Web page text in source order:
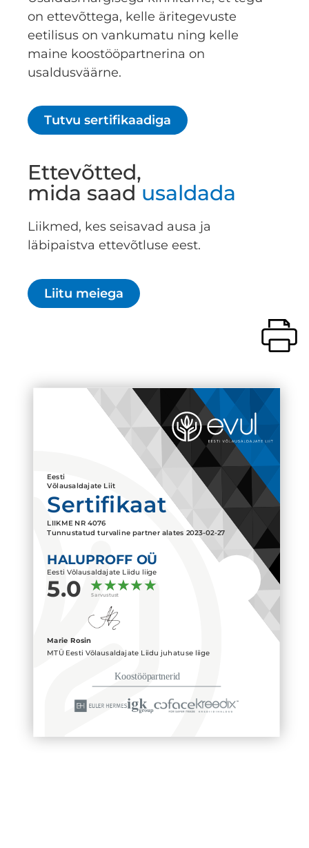
on ettevõttega, kelle äritegevuste
eetilisus on vankumatu ning kelle
maine koostööpartnerina on
usaldusväärne.
Tutvu sertifikaadiga
Ettevõtted,
mida saad usaldada
Liikmed, kes seisavad ausa ja
läbipaistva ettevõtluse eest.
Liitu meiega
Eesti
Võlausaldajate Liit
Sertifikaat
LIIKME NR 4076
Tunnustatud turvaline partner alates 2023-02-27
HALUPROFF OÜ
Eesti Võlausaldajate Liidu liige
5.0 5 arvustust
Marie Rosin
MTÜ Eesti Võlausaldajate Liidu juhatuse liige